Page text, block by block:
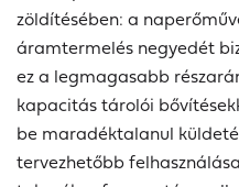
zöldítésében: a
áramtermelés negyedét
ez a legmagasabb
kapacitás tárolói
be maradéktalanul
tervezhetőbb